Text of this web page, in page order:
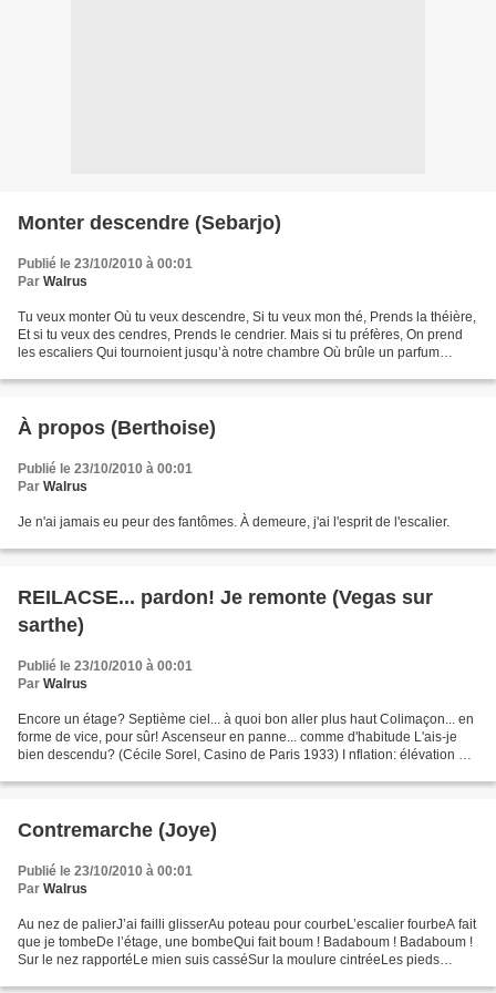
Monter descendre (Sebarjo)
Publié le 23/10/2010 à 00:01
Par Walrus
Tu veux monter Où tu veux descendre, Si tu veux mon thé, Prends la théière,
Et si tu veux des cendres, Prends le cendrier. Mais si tu préfères, On prend
les escaliers Qui tournoient jusqu’à notre chambre Où brûle un parfum
À propos (Berthoise)
Publié le 23/10/2010 à 00:01
Par Walrus
Je n'ai jamais eu peur des fantômes. À demeure, j'ai l'esprit de l'escalier.
REILACSE... pardon! Je remonte (Vegas sur
sarthe)
Publié le 23/10/2010 à 00:01
Par Walrus
Encore un étage? Septième ciel... à quoi bon aller plus haut Colimaçon... en
forme de vice, pour sûr! Ascenseur en panne... comme d'habitude L'ais-je
bien descendu? (Cécile Sorel, Casino de Paris 1933) I nflation: élévation du
Contremarche (Joye)
Publié le 23/10/2010 à 00:01
Par Walrus
Au nez de palierJ’ai failli glisserAu poteau pour courbeL’escalier fourbeA fait
que je tombeDe l’étage, une bombeQui fait boum ! Badaboum ! Badaboum !
Sur le nez rapportéLe mien suis casséSur la moulure cintréeLes pieds